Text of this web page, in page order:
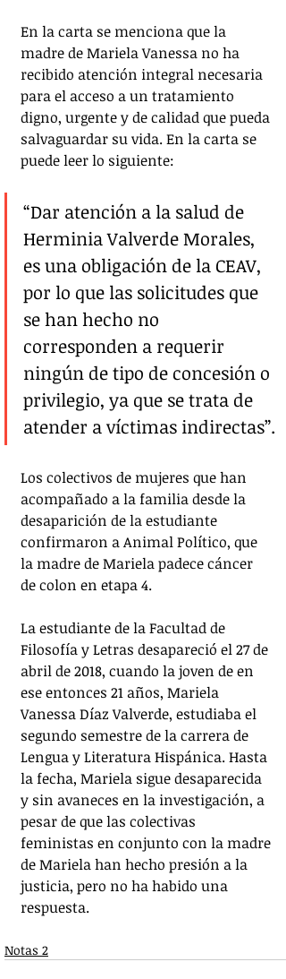
En la carta se menciona que la
madre de Mariela Vanessa no ha
recibido atención integral necesaria
para el acceso a un tratamiento
digno, urgente y de calidad que pueda
salvaguardar su vida. En la carta se
puede leer lo siguiente:
“Dar atención a la salud de
Herminia Valverde Morales,
es una obligación de la CEAV,
por lo que las solicitudes que
se han hecho no
corresponden a requerir
ningún de tipo de concesión o
privilegio, ya que se trata de
atender a víctimas indirectas”.
Los colectivos de mujeres que han
acompañado a la familia desde la
desaparición de la estudiante
confirmaron a Animal Político, que
la madre de Mariela padece cáncer
de colon en etapa 4.
La estudiante de la Facultad de
Filosofía y Letras desapareció el 27 de
abril de 2018, cuando la joven de en
ese entonces 21 años, Mariela
Vanessa Díaz Valverde, estudiaba el
segundo semestre de la carrera de
Lengua y Literatura Hispánica. Hasta
la fecha, Mariela sigue desaparecida
y sin avaneces en la investigación, a
pesar de que las colectivas
feministas en conjunto con la madre
de Mariela han hecho presión a la
justicia, pero no ha habido una
respuesta.
Notas 2